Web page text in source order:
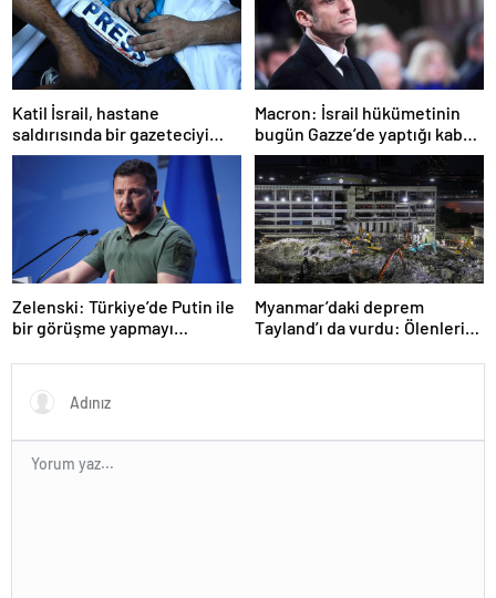
Katil İsrail, hastane
saldırısında bir gazeteciyi
öldürdüğünü itiraf etti
Macron: İsrail hükümetinin
bugün Gazze’de yaptığı kabul
edilemez
Zelenski: Türkiye’de Putin ile
bir görüşme yapmayı
Myanmar’daki deprem
Tayland’ı da vurdu: Ölenlerin